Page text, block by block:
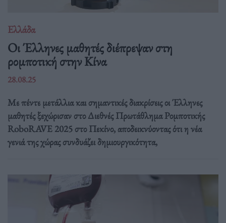
Ελλάδα
Οι Έλληνες μαθητές διέπρεψαν στη
ρομποτική στην Κίνα
28.08.25
Με πέντε μετάλλια και σημαντικές διακρίσεις οι Έλληνες
μαθητές ξεχώρισαν στο Διεθνές Πρωτάθλημα Ρομποτικής
RoboRAVE 2025 στο Πεκίνο, αποδεικνύοντας ότι η νέα
γενιά της χώρας συνδυάζει δημιουργικότητα,